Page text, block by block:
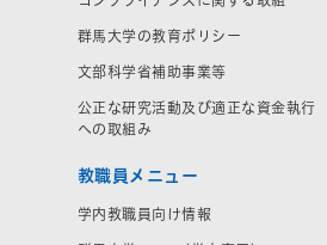
群馬大学の教育ポリシー
文部科学省補助事業等
公正な研究活動及び適正な資金執行
への取組み
教職員メニュー
学内教職員向け情報